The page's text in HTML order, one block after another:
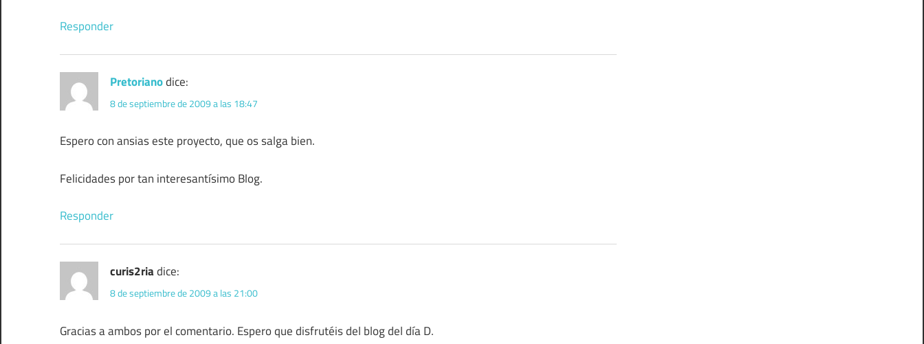
Responder
Pretorianodice:
8 de septiembre de 2009 a las 18:47
Espero con ansias este proyecto, que os salga bien.
Felicidades por tan interesantísimo Blog.
Responder
curis2riadice:
8 de septiembre de 2009 a las 21:00
Gracias a ambos por el comentario. Espero que disfrutéis del blog del día D.